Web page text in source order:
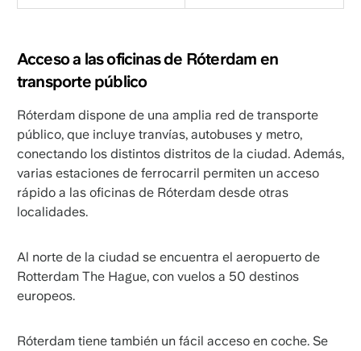
Acceso a las oficinas de Róterdam en
transporte público
Róterdam dispone de una amplia red de transporte
público, que incluye tranvías, autobuses y metro,
conectando los distintos distritos de la ciudad. Además,
varias estaciones de ferrocarril permiten un acceso
rápido a las oficinas de Róterdam desde otras
localidades.
Al norte de la ciudad se encuentra el aeropuerto de
Rotterdam The Hague, con vuelos a 50 destinos
europeos.
Róterdam tiene también un fácil acceso en coche. Se